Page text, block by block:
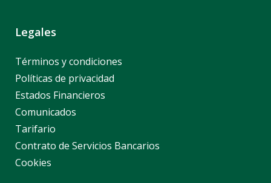
Legales
Términos y condiciones
Políticas de privacidad
Estados Financieros
Comunicados
Tarifario
Contrato de Servicios Bancarios
Cookies